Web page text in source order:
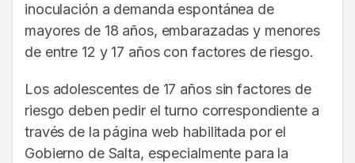
inoculación a demanda espontánea de
mayores de 18 años, embarazadas y menores
de entre 12 y 17 años con factores de riesgo.
Los adolescentes de 17 años sin factores de
riesgo deben pedir el turno correspondiente a
través de la página web habilitada por el
Gobierno de Salta, especialmente para la